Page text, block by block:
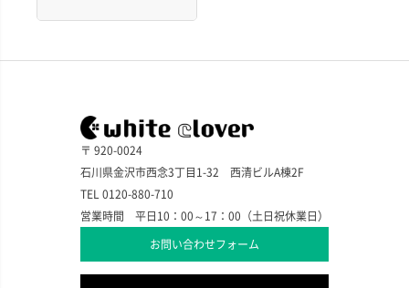
〒 920-0024
石川県金沢市西念3丁目1-32 西清ビルA棟2F
TEL 0120-880-710
営業時間 平日10：00～17：00（土日祝休業日）
お問い合わせフォーム